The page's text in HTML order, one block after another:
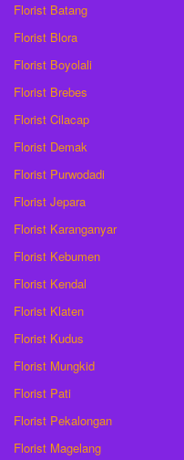
Florist Batang
Florist Blora
Florist Boyolali
Florist Brebes
Florist Cilacap
Florist Demak
Florist Purwodadi
Florist Jepara
Florist Karanganyar
Florist Kebumen
Florist Kendal
Florist Klaten
Florist Kudus
Florist Mungkid
Florist Pati
Florist Pekalongan
Florist Magelang